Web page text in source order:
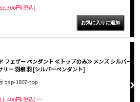
円(税込)
フェザー ペンダント ≪トップのみ≫ メンズ シルバー
リー 羽根 羽 [シルバーペンダント]
bap-1807-top
円(税込)～